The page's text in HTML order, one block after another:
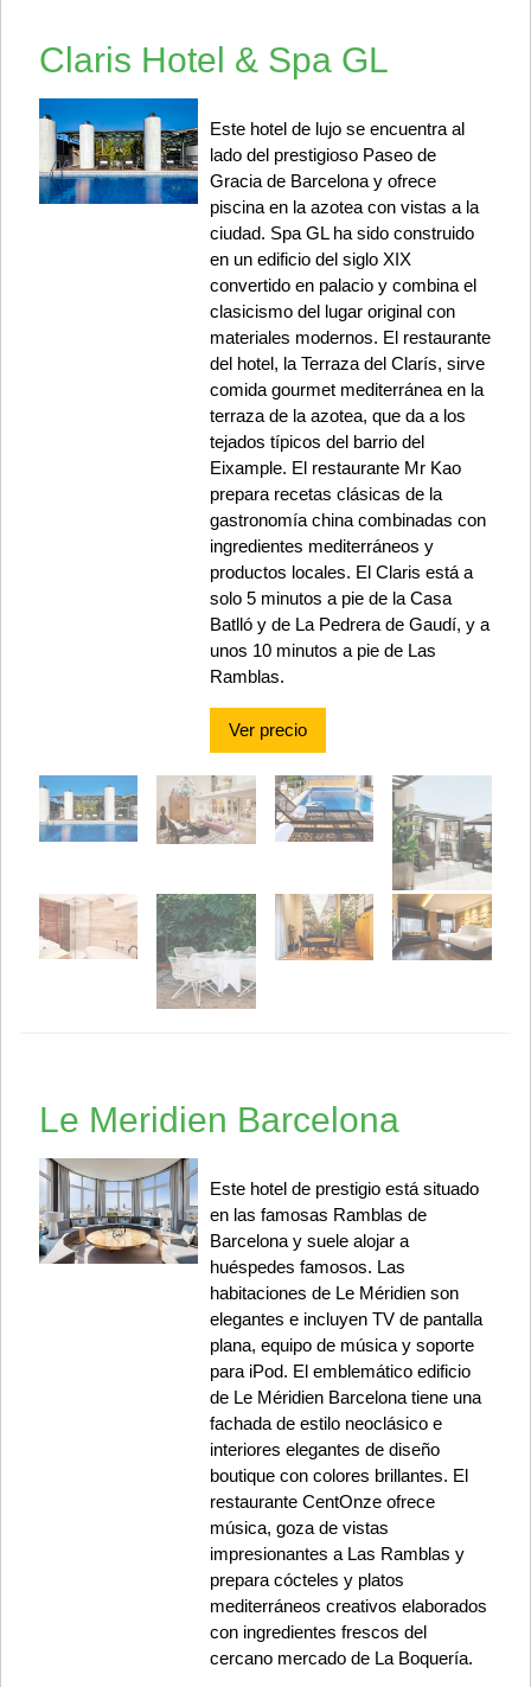
Claris Hotel & Spa GL
Este hotel de lujo se encuentra al
lado del prestigioso Paseo de
Gracia de Barcelona y ofrece
piscina en la azotea con vistas a la
ciudad. Spa GL ha sido construido
en un edificio del siglo XIX
convertido en palacio y combina el
clasicismo del lugar original con
materiales modernos. El restaurante
del hotel, la Terraza del Clarís, sirve
comida gourmet mediterránea en la
terraza de la azotea, que da a los
tejados típicos del barrio del
Eixample. El restaurante Mr Kao
prepara recetas clásicas de la
gastronomía china combinadas con
ingredientes mediterráneos y
productos locales. El Claris está a
solo 5 minutos a pie de la Casa
Batlló y de La Pedrera de Gaudí, y a
unos 10 minutos a pie de Las
Ramblas.
Ver precio
Le Meridien Barcelona
Este hotel de prestigio está situado
en las famosas Ramblas de
Barcelona y suele alojar a
huéspedes famosos. Las
habitaciones de Le Méridien son
elegantes e incluyen TV de pantalla
plana, equipo de música y soporte
para iPod. El emblemático edificio
de Le Méridien Barcelona tiene una
fachada de estilo neoclásico e
interiores elegantes de diseño
boutique con colores brillantes. El
restaurante CentOnze ofrece
música, goza de vistas
impresionantes a Las Ramblas y
prepara cócteles y platos
mediterráneos creativos elaborados
con ingredientes frescos del
cercano mercado de La Boquería.